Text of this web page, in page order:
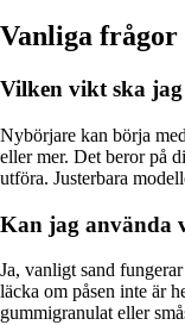
Vanliga frågor
Vilken vikt ska
Nybörjare kan börja
eller mer. Det beror på
utföra. Justerbara
Kan jag använda
Ja, vanligt sand
läcka om påsen inte är
gummigranulat eller